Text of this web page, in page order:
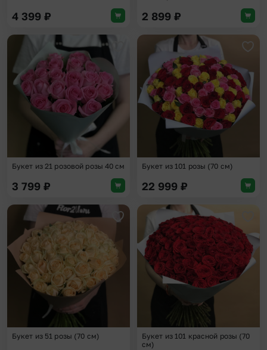
4 399 ₽ 2 899 ₽
Добавить в избранное
Букет из 21 розовой розы 40 см
3 799 ₽
Букет из 101 розы (70 см)
22 999 ₽
Добавить в избранное
Букет из 51 розы (70 см)
Букет из 101 красной розы (70
см)